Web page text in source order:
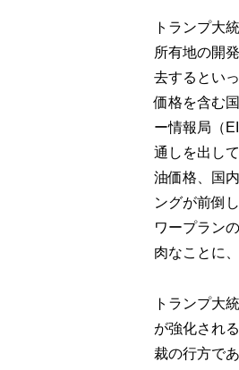
トランプ大
所有地の開
去するとい
価格を含む
ー情報局（
通しを出し
油価格、国
ングが前倒
ワープラン
肉なことに
トランプ大
が強化され
裁の行方で